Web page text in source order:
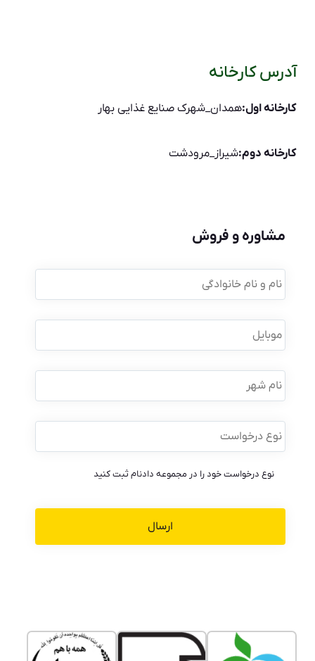
آدرس کارخانه
کارخانه اول:همدان_شهرک صنایع غذایی بهار
کارخانه دوم:شیراز_مرودشت
مشاوره و فروش
نام
و
نام
موبایل *
نام
شهر
نوع
درخواست *
نوع درخواست خود را در مجموعه دادنام ثبت کنید